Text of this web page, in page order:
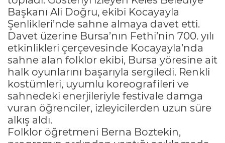
Başkanı Ali Doğru, ekibi Kocayayla
Şenlikleri’nde sahne almaya davet etti.
Davet üzerine Bursa’nın Fethi’nin 700. yılı
etkinlikleri çerçevesinde Kocayayla’nda
sahne alan folklor ekibi, Bursa yöresine ait
halk oyunlarını başarıyla sergiledi. Renkli
kostümleri, uyumlu koreografileri ve
sahnedeki enerjileriyle festivale damga
vuran öğrenciler, izleyicilerden uzun süre
alkış aldı.
Folklor öğretmeni Berna Boztekin,